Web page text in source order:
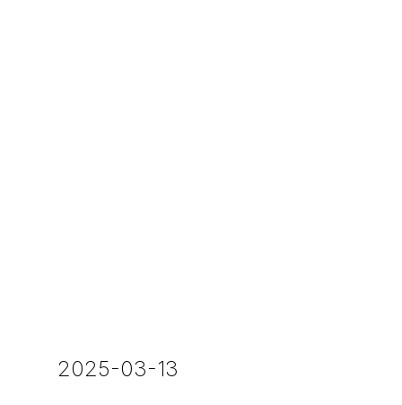
2025-03-13